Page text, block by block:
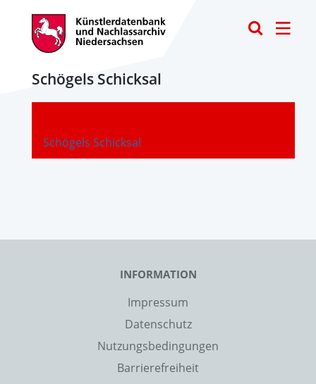
Schögels Schicksal
Schögels Schicksal
-
INFORMATION
Impressum
Datenschutz
Nutzungsbedingungen
Barrierefreiheit